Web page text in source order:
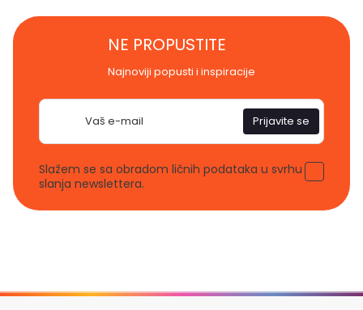
NE PROPUSTITE
Najnoviji popusti i inspiracije
Prijavite se
Slažem se sa obradom ličnih podataka u svrhu
slanja newslettera.